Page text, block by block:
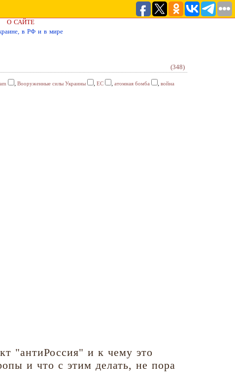
О САЙТЕ
в РФ и в мире
(348)
, Вооруженные силы Украины , ЕС , атомная бомба , война
"антиРоссия" и к чему это
и что с этим делать, не пора